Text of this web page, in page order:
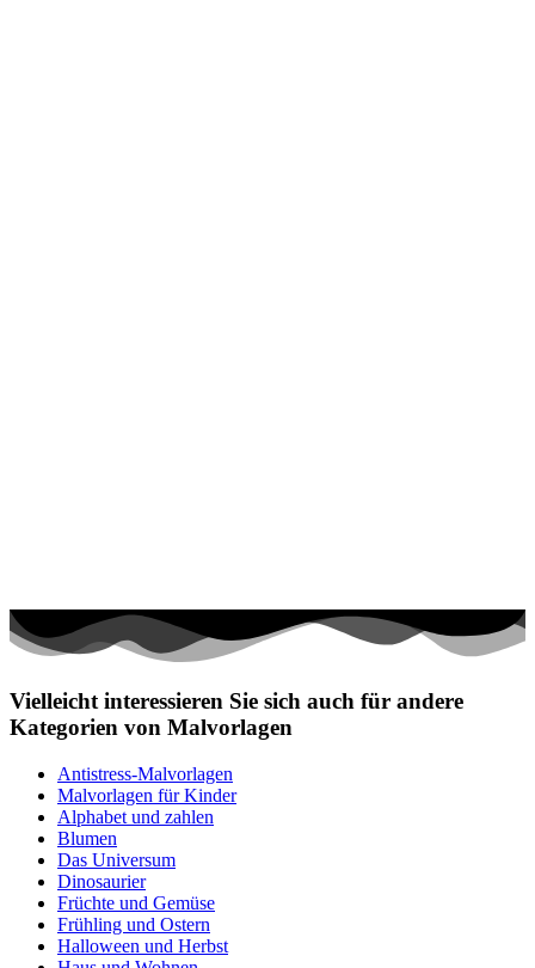
Vielleicht interessieren Sie sich auch für andere
Kategorien von Malvorlagen
Antistress-Malvorlagen
Malvorlagen für Kinder
Alphabet und zahlen
Blumen
Das Universum
Dinosaurier
Früchte und Gemüse
Frühling und Ostern
Halloween und Herbst